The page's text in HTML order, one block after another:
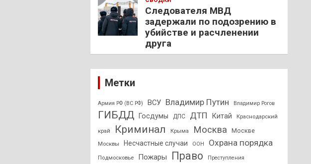
Следователя МВД
задержали по подозрению в
убийстве и расчленении
друга
Метки
Армия РФ (ВС РФ) ВСУ Владимир Путин Владимир Рогов
ГИБДД Госдумы ДПС ДТП Китай Краснодарский
край Криминал Крыма Москва Москве
Москвы Несчастные случаи ООН Охрана порядка
Подмосковье Пожары Право Преступления